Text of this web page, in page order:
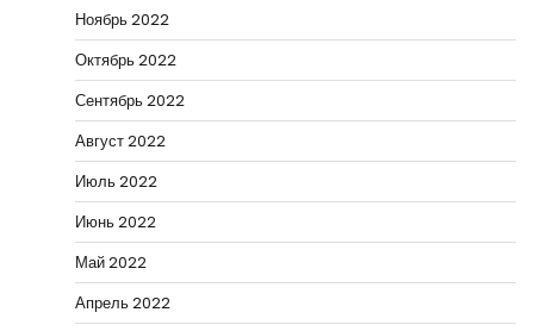
Ноябрь 2022
Октябрь 2022
Сентябрь 2022
Август 2022
Июль 2022
Июнь 2022
Май 2022
Апрель 2022